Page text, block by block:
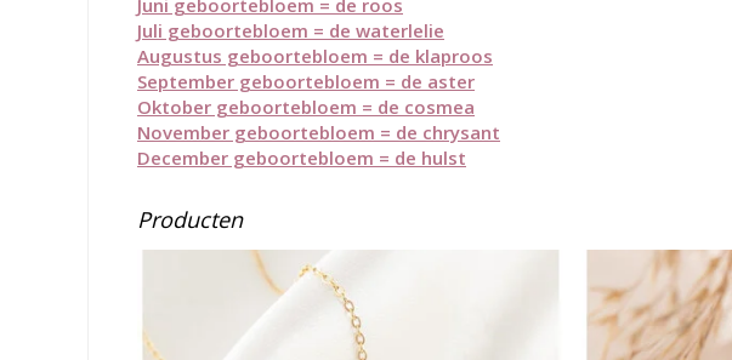
Juni geboortebloem = de roos
Juli geboortebloem = de waterlelie
Augustus geboortebloem = de klaproos
September geboortebloem = de aster
Oktober geboortebloem = de cosmea
November geboortebloem = de chrysant
December geboortebloem = de hulst
Producten